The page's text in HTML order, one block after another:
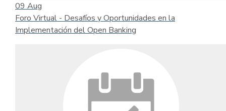
09 Aug
Foro Virtual - Desafíos y Oportunidades en la
Implementación del Open Banking